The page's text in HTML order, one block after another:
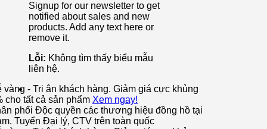
Signup for our newsletter to get
notified about sales and new
products. Add any text here or
remove it.
Lỗi: Không tìm thấy biểu mẫu
liên hệ.
vàng - Tri ân khách hàng. Giảm giá cực khủng
cho tất cả sản phẩm Xem ngay!
phối Độc quyền các thương hiệu đồng hồ tại
Tuyển Đại lý, CTV trên toàn quốc